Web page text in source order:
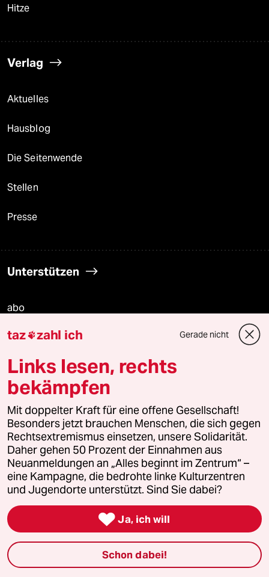
Hitze
Verlag
Aktuelles
Hausblog
Die Seitenwende
Stellen
Presse
Unterstützen
abo
genossenschaft
taz zahl ich
recherchefonds ausland
panterstiftung
panterpreis 2026
Podcast
bundestalk
taz zahl ich Gerade nicht
Links lesen, rechts
bekämpfen
Mit doppelter Kraft für eine offene Gesellschaft!
Besonders jetzt brauchen Menschen, die sich gegen
Rechtsextremismus einsetzen, unsere Solidarität.
Daher gehen 50 Prozent der Einnahmen aus
Neuanmeldungen an „Alles beginnt im Zentrum“ –
eine Kampagne, die bedrohte linke Kulturzentren
und Jugendorte unterstützt. Sind Sie dabei?
 Ja, ich will
Schon dabei!